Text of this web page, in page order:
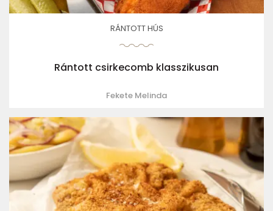
RÁNTOTT HÚS
Rántott csirkecomb klasszikusan
Fekete Melinda